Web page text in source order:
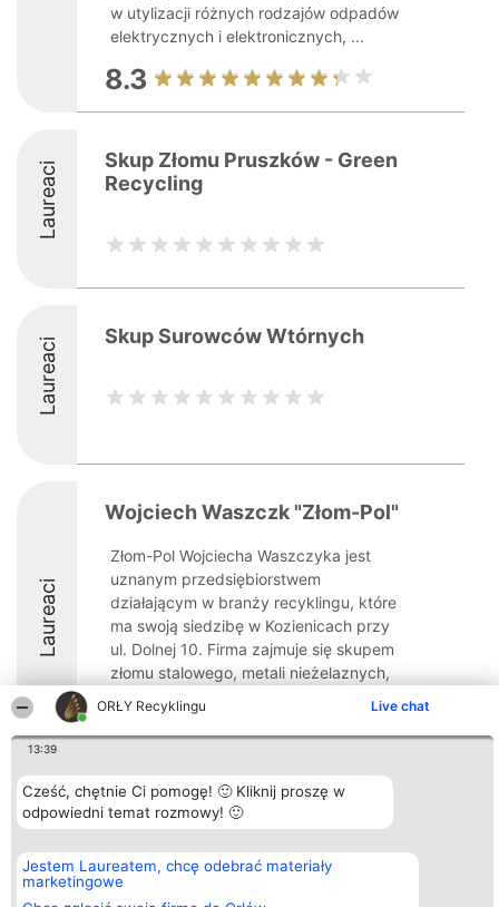
ORŁY Recyklingu Live chat
13:39
Cześć, chętnie Ci pomogę! 🙂 Kliknij proszę w
odpowiedni temat rozmowy! 🙂
Jestem Laureatem, chcę odebrać materiały
marketingowe
w utylizacji różnych rodzajów odpadów
elektrycznych i elektronicznych, ...
8.3
Laureaci
Skup Złomu Pruszków - Green
Recycling
Laureaci Skup Surowców Wtórnych
Laureaci
Wojciech Waszczk "Złom-Pol"
Złom-Pol Wojciecha Waszczyka jest
uznanym przedsiębiorstwem
działającym w branży recyklingu, które
ma swoją siedzibę w Kozienicach przy
ul. Dolnej 10. Firma zajmuje się skupem
złomu stalowego, metali nieżelaznych,
8.7
Organizator plebiscytu
Bright Side Solutions sp. z o.
ul. Ruska 22
Wrocław 50-079
KRS 0000749100 | Regon
Plebiscyt
Laureaci
wszystkich
Zasady
Kontakt